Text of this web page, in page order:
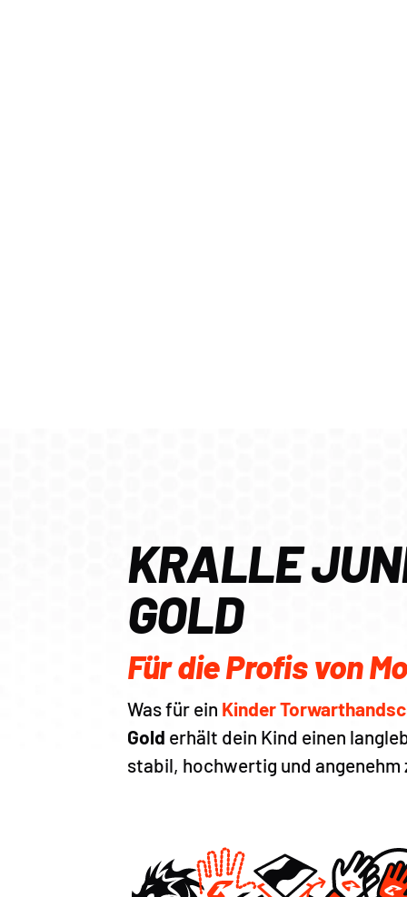
KRALLE
GOLD
Für die Profis von
Was für ein Kinder
Gold erhält dein Kind einen
stabil, hochwertig und angenehm